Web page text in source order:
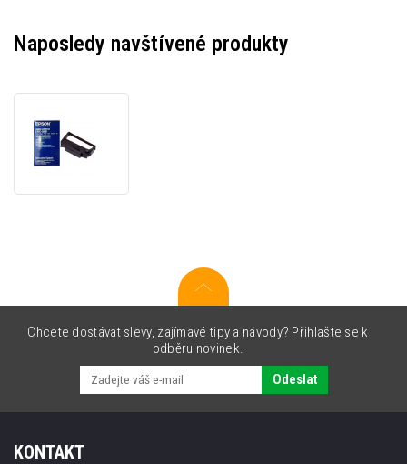
Naposledy navštívené produkty
černá,
Chcete dostávat slevy, zajímavé tipy a návody? Přihlašte se k
odběru novinek.
Odeslat
KONTAKT